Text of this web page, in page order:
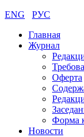
ENG
РУС
Главная
Журнал
Оферта
Форма
Новости